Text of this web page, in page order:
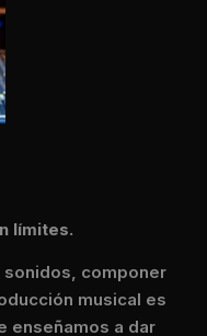
límites.
sonidos, componer
musical es
enseñamos a dar